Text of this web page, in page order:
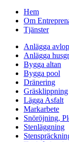
Hem
Om
Tjänster
Anlägga
Anlägga
Bygga altan
Bygga pool
Dränering
Gräsklippning
Lägga Asfalt
Markarbete
Snöröjning,
Stenläggning